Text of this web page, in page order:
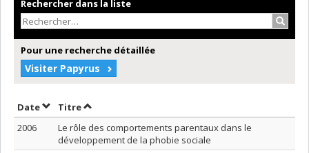
Rechercher dans la liste
Pour une recherche détaillée
Visiter Papyrus
DateTrier par date en ordre croissant
TitreTrier par titre en ordre croissant
2006
Le rôle des comportements parentaux dans le
développement de la phobie sociale